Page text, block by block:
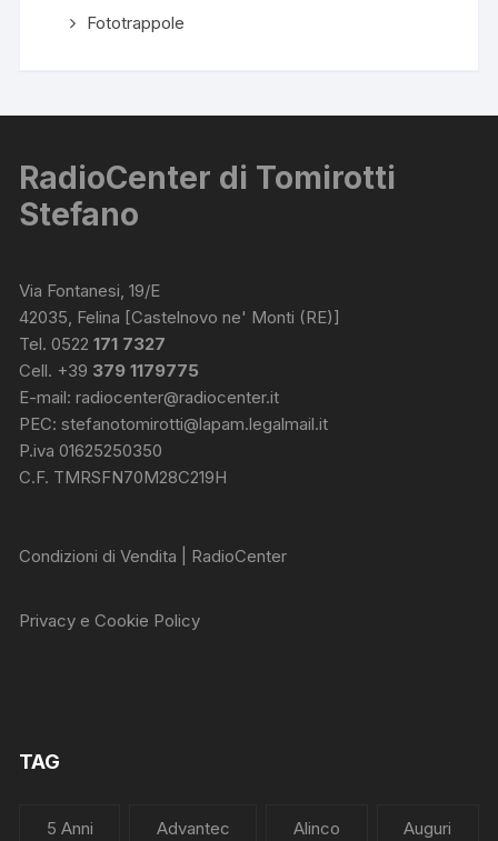
Fototrappole
RadioCenter di Tomirotti
Stefano
Via Fontanesi, 19/E
42035, Felina [Castelnovo ne' Monti (RE)]
Tel. 0522171 7327
Cell. +39 379 1179775
E-mail:radiocenter@radiocenter.it
PEC:stefanotomirotti@lapam.legalmail.it
P.iva 01625250350
C.F. TMRSFN70M28C219H
Condizioni di Vendita | RadioCenter
Privacy e Cookie Policy
TAG
5 Anni Advantec Alinco Auguri